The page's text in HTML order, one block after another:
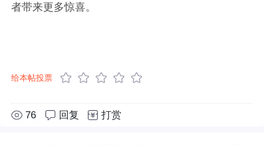
者带来更多惊喜。
给本帖投票
76 回复 打赏